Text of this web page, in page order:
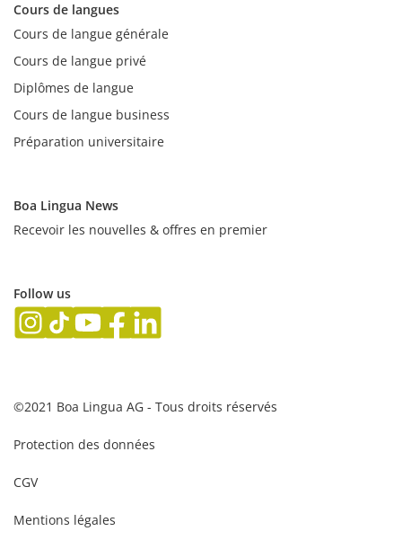
Cours de langues
Cours de langue générale
Cours de langue privé
Diplômes de langue
Cours de langue business
Préparation universitaire
Boa Lingua News
Recevoir les nouvelles & offres en premier
Follow us
©2021 Boa Lingua AG - Tous droits réservés
Protection des données
CGV
Mentions légales